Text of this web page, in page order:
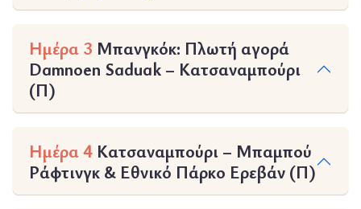
Ημέρα 3 Μπανγκόκ: Πλωτή αγορά
Damnoen Saduak – Κατσαναμπούρι
(Π)
Ημέρα 4 Κατσαναμπούρι – Μπαμπού
Ράφτινγκ & Εθνικό Πάρκο Ερεβάν (Π)